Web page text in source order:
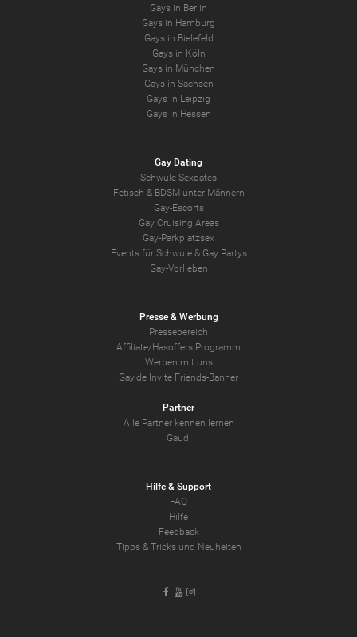
Gays in Berlin
Gays in Hamburg
Gays in Bielefeld
Gays in Köln
Gays in München
Gays in Sachsen
Gays in Leipzig
Gays in Hessen
Gay Dating
Schwule Sexdates
Fetisch & BDSM unter Männern
Gay-Escorts
Gay Cruising Areas
Gay-Parkplatzsex
Events für Schwule & Gay Partys
Gay-Vorlieben
Presse & Werbung
Pressebereich
Affiliate/Hasoffers Programm
Werben mit uns
Gay.de Invite Friends-Banner
Partner
Alle Partner kennen lernen
Gaudi
Hilfe & Support
FAQ
Hilfe
Feedback
Tipps & Tricks und Neuheiten
Facebook
YoutubeInstagram